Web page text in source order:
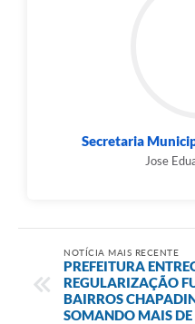
Secretaria
Jose
NOTÍCIA MAIS RECENTE
PREFEITURA
REGULARIZAÇÃO
BAIRROS
SOMANDO MAIS